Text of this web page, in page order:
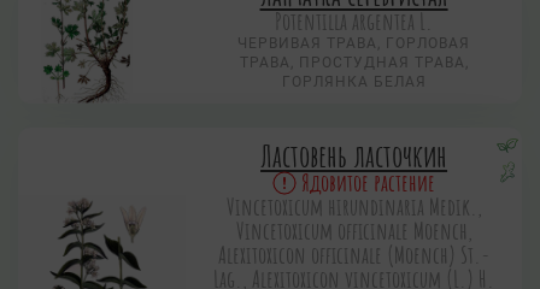
Potentilla argentea L.
ЧЕРВИВАЯ ТРАВА, ГОРЛОВАЯ
ТРАВА, ПРОСТУДНАЯ ТРАВА,
ГОРЛЯНКА БЕЛАЯ
Ластовень ласточкин
Ядовитое растение
Vincetoxicum hirundinaria Medik.,
Vincetoxicum officinale Moench,
Alexitoxicon officinale (Moench) St.-
Lag., Alexitoxicon vincetoxicum (L.) H.